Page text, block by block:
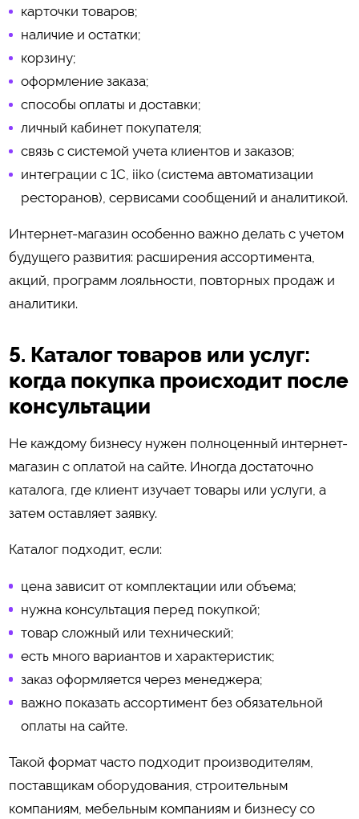
карточки товаров;
наличие и остатки;
корзину;
оформление заказа;
способы оплаты и доставки;
личный кабинет покупателя;
связь с системой учета клиентов и заказов;
интеграции с 1С, iiko (система автоматизации
ресторанов), сервисами сообщений и аналитикой.
Интернет-магазин особенно важно делать с учетом
будущего развития: расширения ассортимента,
акций, программ лояльности, повторных продаж и
аналитики.
5. Каталог товаров или услуг:
когда покупка происходит после
консультации
Не каждому бизнесу нужен полноценный интернет-
магазин с оплатой на сайте. Иногда достаточно
каталога, где клиент изучает товары или услуги, а
затем оставляет заявку.
Каталог подходит, если:
цена зависит от комплектации или объема;
нужна консультация перед покупкой;
товар сложный или технический;
есть много вариантов и характеристик;
заказ оформляется через менеджера;
важно показать ассортимент без обязательной
оплаты на сайте.
Такой формат часто подходит производителям,
поставщикам оборудования, строительным
компаниям, мебельным компаниям и бизнесу со